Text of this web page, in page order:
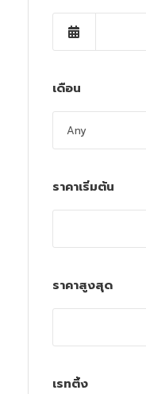
เดือน
ราคาเริ่มต้น
ราคาสูงสุด
เรทติ้ง